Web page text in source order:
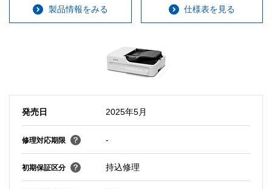
製品情報をみる 仕様表を見る
発売日 2025年5月
修理対応期限 -
初期保証区分 持込修理